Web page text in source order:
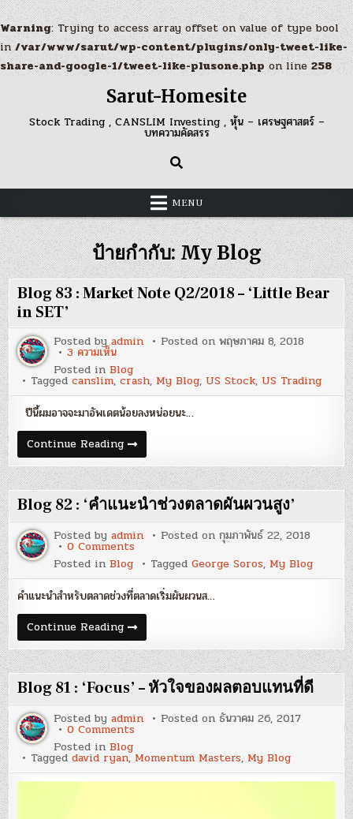
Warning: Trying to access array offset on value of type bool
in/var/www/sarut/wp-content/plugins/only-tweet-like-
share-and-google-1/tweet-like-plusone.phpon line258
content
Sarut-Homesite
Stock Trading , CANSLIM Investing , หุ้น – เศรษฐศาสตร์ –
บทความคัดสรร
MENU
ป้ายกำกับ:My Blog
Blog 83 : Market Note Q2/2018 – ‘Little Bear
in SET’
Posted byadmin Posted onพฤษภาคม 8, 2018
3 ความเห็นบน
Blog
83
Market
Note
Q2/2018
–
‘Little
Bear
in
SET’
Posted inBlog
Taggedcanslim,crash, My Blog, US Stock, US Trading
ปีนี้ผมอาจจะมาอัพเดตน้อยลงหน่อยนะ…
Continue ReadingBlog
83
:
Market
Note
Q2/2018
–
‘Little
Bear
in
SET’
Blog 82 : ‘คำแนะนำช่วงตลาดผันผวนสูง’
Posted byadmin Posted onกุมภาพันธ์ 22, 2018
0 Comments
Blog
82
:
‘คำ
แนะนำ
ช่วง
ตลาด
ผันผวน
สูง’
Posted inBlog TaggedGeorge Soros, My Blog
คำแนะนำสำหรับตลาดช่วงที่ตลาดเริ่มผันผวนส…
Continue ReadingBlog
82
:
‘คำ
แนะนำ
ช่วง
ตลาด
ผันผวน
สูง’
Blog 81 : ‘Focus’ – หัวใจของผลตอบแทนที่ดี
Posted byadmin Posted on ธันวาคม 26, 2017
0 Comments
81
:
‘Focus’
–
Posted inBlog
Taggeddavid ryan,Momentum Masters, My Blog